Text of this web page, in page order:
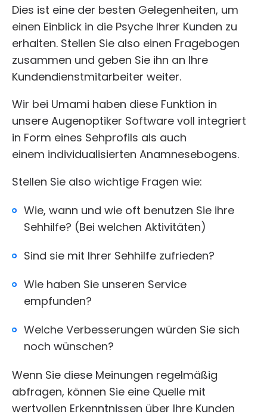
Dies ist eine der besten Gelegenheiten, um
einen Einblick in die Psyche Ihrer Kunden zu
erhalten. Stellen Sie also einen Fragebogen
zusammen und geben Sie ihn an Ihre
Kundendienstmitarbeiter weiter.
Wir bei Umami haben diese Funktion in
unsere Augenoptiker Software voll integriert
in Form eines Sehprofils als auch
einem individualisierten Anamnesebogens.
Stellen Sie also wichtige Fragen wie:
Wie, wann und wie oft benutzen Sie ihre
Sehhilfe? (Bei welchen Aktivitäten)
Sind sie mit Ihrer Sehhilfe zufrieden?
Wie haben Sie unseren Service
empfunden?
Welche Verbesserungen würden Sie sich
noch wünschen?
Wenn Sie diese Meinungen regelmäßig
abfragen, können Sie eine Quelle mit
wertvollen Erkenntnissen über Ihre Kunden